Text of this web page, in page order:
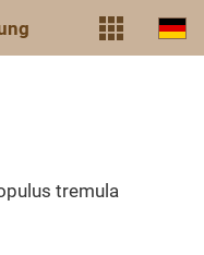
tremula